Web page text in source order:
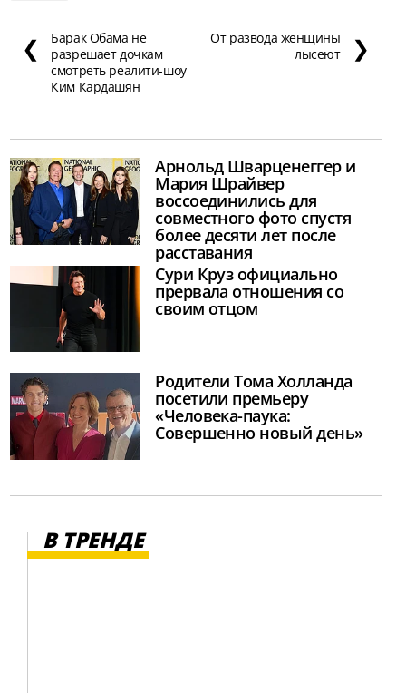
❮
Барак Обама не
разрешает дочкам
смотреть реалити-шоу
Ким Кардашян
От развода женщины
лысеют
❯
Арнольд Шварценеггер и
Мария Шрайвер
воссоединились для
совместного фото спустя
более десяти лет после
расставания
Сури Круз официально
прервала отношения со
своим отцом
Родители Тома Холланда
посетили премьеру
«Человека-паука:
Совершенно новый день»
В ТРЕНДЕ